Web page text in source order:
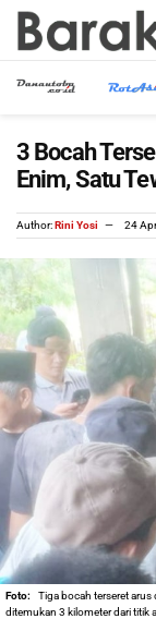
3 Bocah
Enim, Satu
Author:Rini Yosi 24
Tiga bocah terseret
ditemukan 3 kilometer dari titik